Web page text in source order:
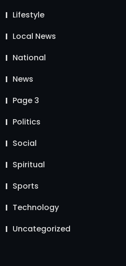
Lifestyle
Local News
National
News
Page 3
Politics
Social
Spiritual
Sports
Technology
Uncategorized